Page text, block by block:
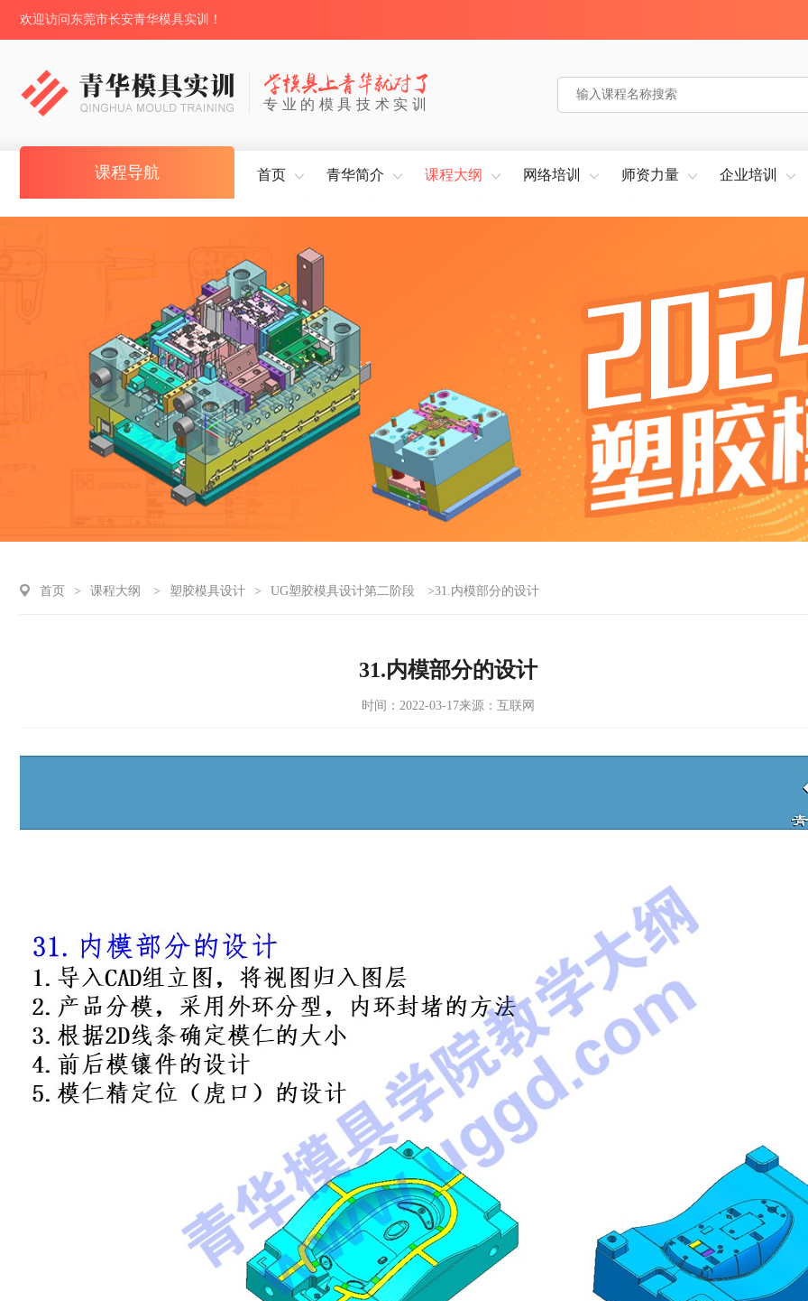
欢迎访问东莞市长安青华模具实训！
专业的模具技术实训
课程导航 首页 青华简介 课程大纲 网络培训 师资力量 企业培训
首页 > 课程大纲 > 塑胶模具设计 > UG塑胶模具设计第二阶段 >31.内模部分的设计
31.内模部分的设计
时间：2022-03-17来源：互联网